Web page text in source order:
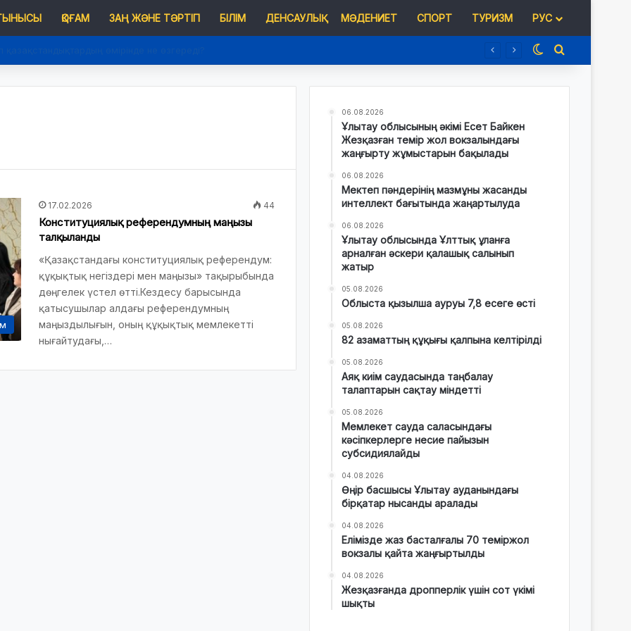
ҚОҒАМ ЗАҢ ЖӘНЕ ТӘРТІП БІЛІМ ДЕНСАУЛЫҚ МӘДЕНИЕТ СПОРТ ТУРИЗМ РУС
Switch skin
Іздеу
17.02.2026 44
Конституциялық референдумның маңызы
талқыланды
«Қазақстандағы конституциялық референдум:
құқықтық негіздері мен маңызы» тақырыбында
дөңгелек үстел өтті.Кездесу барысында
қатысушылар алдағы референдумның
маңыздылығын, оның құқықтық мемлекетті
нығайтудағы,…
06.08.2026
Ұлытау облысының әкімі Есет Байкен
Жезқазған темір жол вокзалындағы
жаңғырту жұмыстарын бақылады
06.08.2026
Мектеп пәндерінің мазмұны жасанды
интеллект бағытында жаңартылуда
06.08.2026
Ұлытау облысында Ұлттық ұланға
арналған әскери қалашық салынып
жатыр
05.08.2026
Облыста қызылша ауруы 7,8 есеге өсті
05.08.2026
82 азаматтың құқығы қалпына келтірілді
05.08.2026
Аяқ киім саудасында таңбалау
талаптарын сақтау міндетті
05.08.2026
Мемлекет сауда саласындағы
кәсіпкерлерге несие пайызын
субсидиялайды
04.08.2026
Өңір басшысы Ұлытау ауданындағы
бірқатар нысанды аралады
04.08.2026
Елімізде жаз басталғалы 70 теміржол
вокзалы қайта жаңғыртылды
04.08.2026
Жезқазғанда дропперлік үшін сот үкімі
шықты